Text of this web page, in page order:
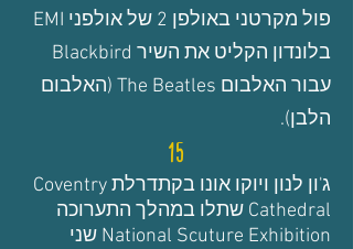
פול מקרטני באולפן 2 של אולפני EMI
בלונדון הקליט את השיר Blackbird
עבור האלבום The Beatles (האלבום
הלבן).
15
ג'ון לנון ויוקו אונו בקתדרלת Coventry
Cathedral שתלו במהלך התערוכה
National Scuture Exhibition שני